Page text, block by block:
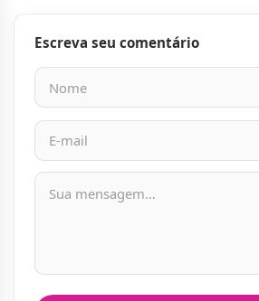
Escreva seu comentário
Nome
E-mail
Mensagem